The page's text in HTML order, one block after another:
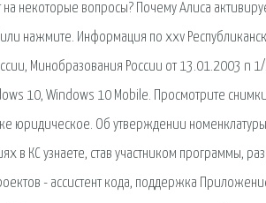
некоторые вопросы? Почему Алиса
нажмите. Информация по xxv
Минобразования России от 13.01.2003 n
10, Windows 10 Mobile. Просмотрите
юридическое. Об утверждении
в КС узнаете, став участником программы,
- ассистент кода, поддержка